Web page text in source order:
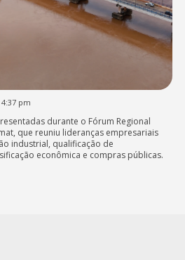
pm
durante o Fórum Regional
que reuniu lideranças empresariais
industrial, qualificação de
econômica e compras públicas.